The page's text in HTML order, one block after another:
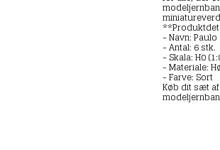
- Navn:
- Antal: 6 stk.
- Skala: H0
- Materiale:
- Farve: Sort
Køb dit sæt